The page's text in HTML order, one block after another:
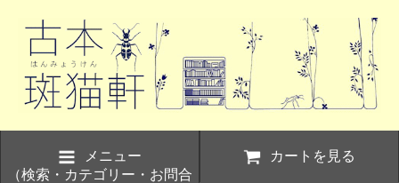
メニュー
（検索・カテゴリー・お問合
カートを見る